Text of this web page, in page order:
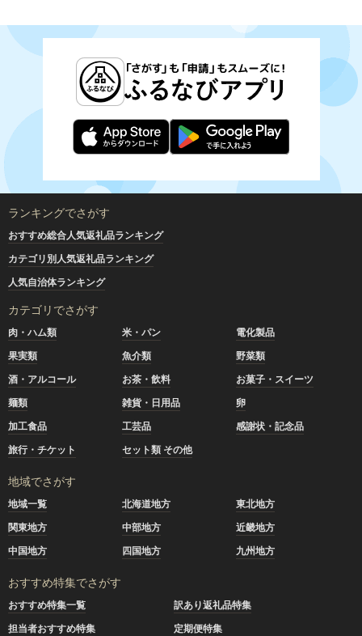
ランキングでさがす
おすすめ総合人気返礼品ランキング
カテゴリ別人気返礼品ランキング
人気自治体ランキング
カテゴリでさがす
肉・ハム類 米・パン
電化製品
果実類
魚介類
野菜類
酒・アルコール
お茶・飲料
お菓子・スイーツ
麺類
雑貨・日用品
卵
加工食品
工芸品
感謝状・記念品
旅行・チケット
セット類 その他
地域でさがす
地域一覧 北海道地方
東北地方
関東地方
中部地方
近畿地方
中国地方
四国地方 九州地方
おすすめ特集でさがす
おすすめ特集一覧
訳あり返礼品特集
担当者おすすめ特集
定期便特集